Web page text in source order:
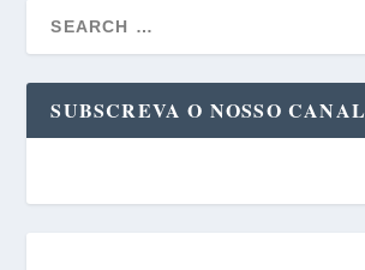
SUBSCREVA O NOSSO CANAL